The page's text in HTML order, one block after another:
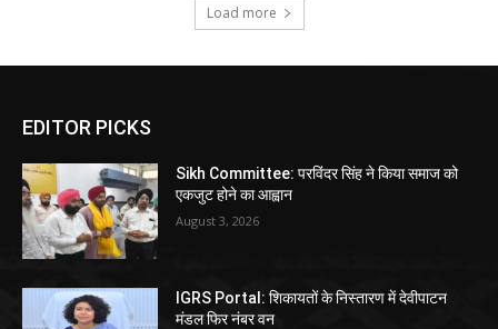
Load more
EDITOR PICKS
Sikh Committee: परविंदर सिंह ने किया समाज को
एकजुट होने का आह्वान
August 3, 2026
IGRS Portal: शिकायतों के निस्तारण में देवीपाटन
मंडल फिर नंबर वन